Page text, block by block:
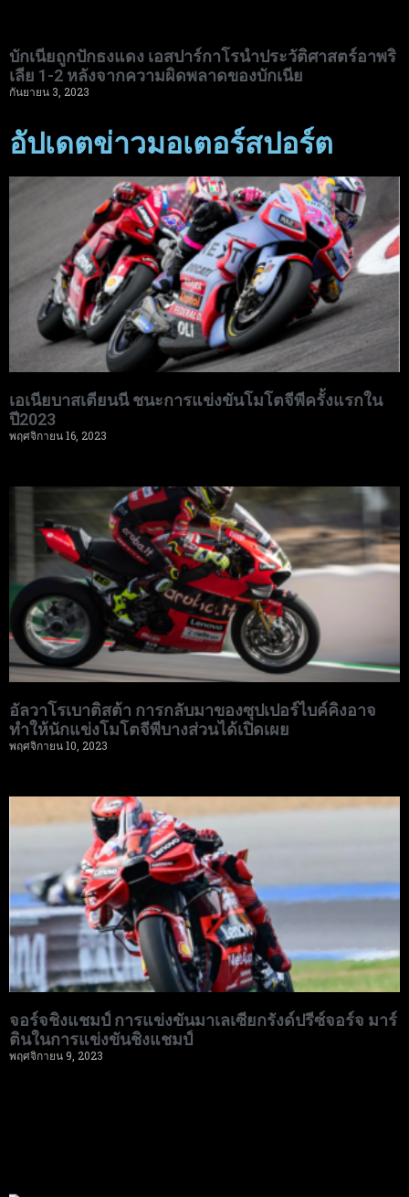
บักเนียถูกปักธงแดง เอสปาร์กาโรนําประวัติศาสตร์อาพริ
เลีย 1-2 หลังจากความผิดพลาดของบักเนีย
กันยายน 3, 2023
อัปเดตข่าวมอเตอร์สปอร์ต
เอเนียบาสเตียนนี ชนะการแข่งขันโมโตจีพีครั้งแรกใน
ปี2023
พฤศจิกายน 16, 2023
อัลวาโรเบาติสต้า การกลับมาของซุปเปอร์ไบค์คิงอาจ
ทำให้นักแข่งโมโตจีพีบางส่วนได้เปิดเผย
พฤศจิกายน 10, 2023
จอร์จชิงแชมป์ การแข่งขันมาเลเซียกรังด์ปรีซ์จอร์จ มาร์
ตินในการแข่งขันชิงแชมป์
พฤศจิกายน 9, 2023